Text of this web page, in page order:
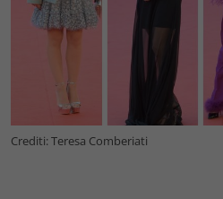
Crediti: Teresa Comberiati